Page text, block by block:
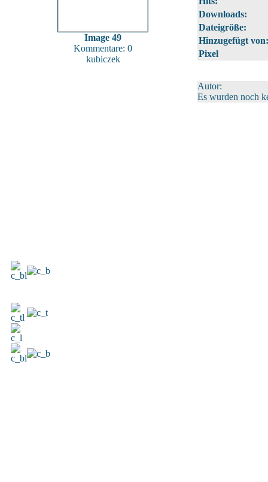
Image 49
Kommentare: 0
kubiczek
Downloads:
Dateigröße:
Hinzugefügt von:
Pixel
Autor:
Es wurden noch